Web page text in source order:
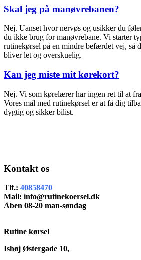
Skal jeg på manøvrebanen?
Nej. Uanset hvor nervøs og usikker du
du ikke brug for manøvrebane. Vi starter
rutinekørsel på en mindre befærdet vej, så
bliver let og overskuelig.
Kan jeg miste mit kørekort?
Nej. Vi som kørelærer har ingen ret til at
Vores mål med rutinekørsel er at få dig
dygtig og sikker bilist.
Kontakt os
Tlf.: 40858470
Mail: info@rutinekoersel.dk
Åben 08-20 man-søndag
Rutine kørsel
Ishøj Østergade 10,